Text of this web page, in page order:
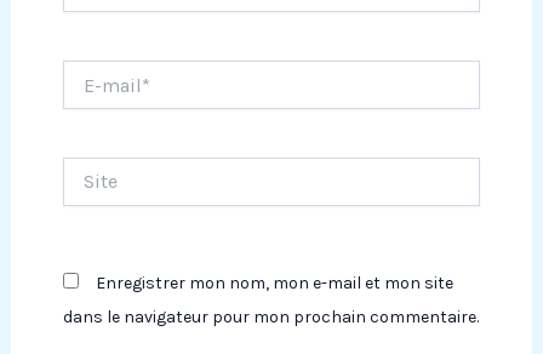
mail*
Enregistrer mon nom, mon e-mail et mon site
dans le navigateur pour mon prochain commentaire.